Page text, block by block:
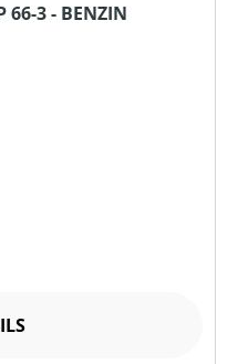
3 - BENZIN